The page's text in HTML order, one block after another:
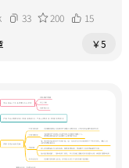
33 200
15
￥5